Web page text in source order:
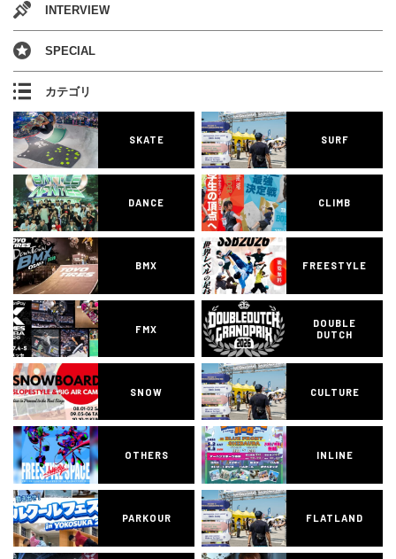
INTERVIEW
SPECIAL
カテゴリ
SKATE SURF
DANCE CLIMB
BMX FREESTYLE
FMX
DOUBLE
DUTCH
SNOW CULTURE
OTHERS INLINE
PARKOUR FLATLAND